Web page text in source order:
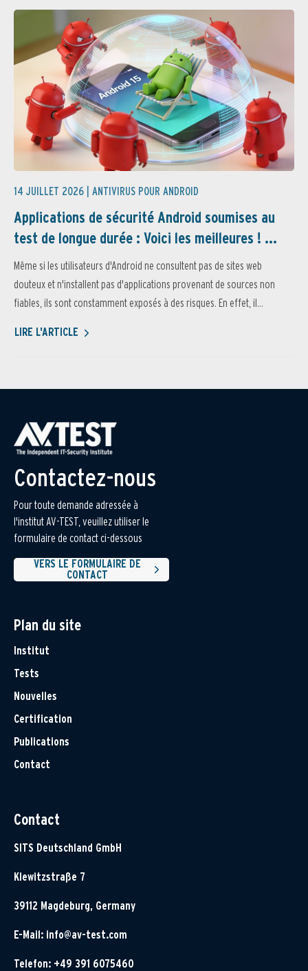
14 JUILLET 2026 | ANTIVIRUS POUR ANDROID
Applications de sécurité Android soumises au
test de longue durée : Voici les meilleures ! ...
Même si les utilisateurs d'Android ne consultent pas de sites web
douteux et n'installent pas d'applications provenant de sources non
fiables, ils sont constamment exposés à des risques. En effet, il...
LIRE L'ARTICLE
Contactez-nous
Pour toute demande adressée à
l'institut AV-TEST, veuillez utiliser le
formulaire de contact ci-dessous
VERS LE FORMULAIRE DE
CONTACT
Plan du site
Institut
Tests
Nouvelles
Certification
Publications
Contact
Contact
SITS Deutschland GmbH
Klewitzstraße 7
39112 Magdeburg, Germany
E-Mail: info@av-test.com
Telefon: +49 391 6075460